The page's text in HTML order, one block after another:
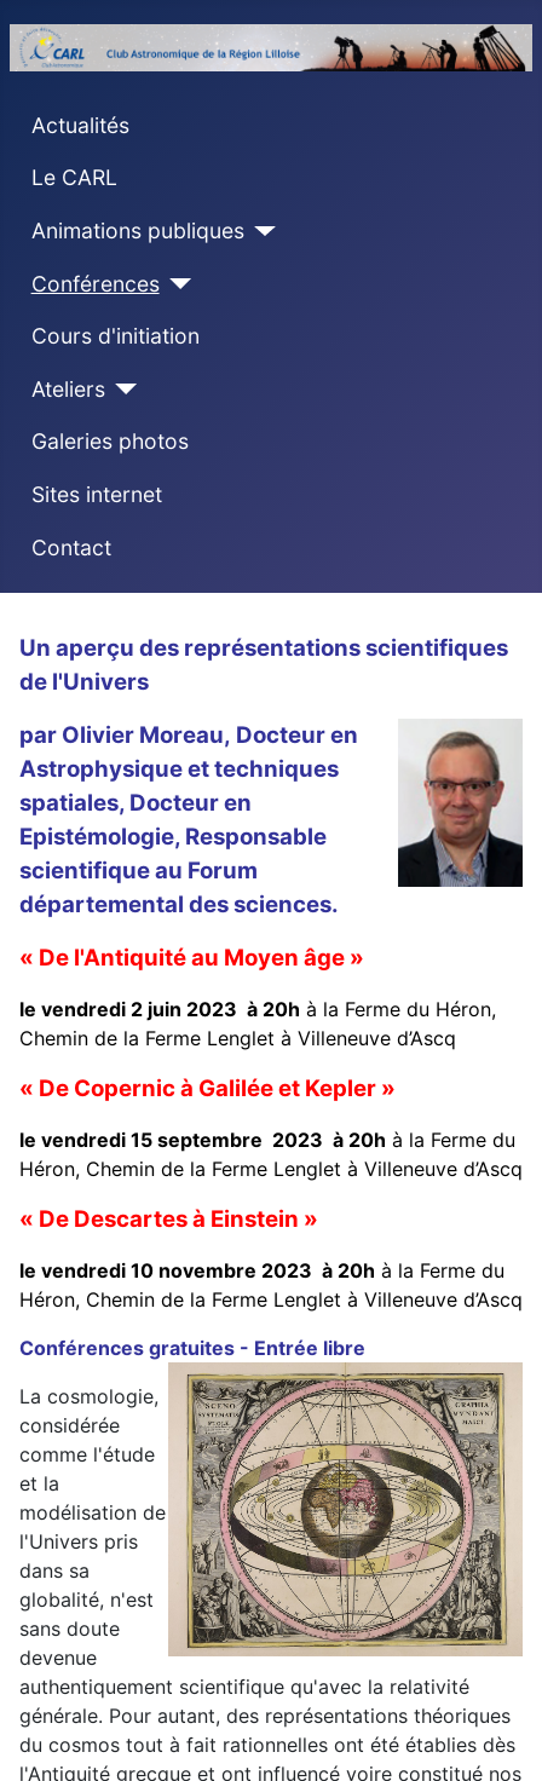
Actualités
Le CARL
Animations publiques
Conférences
Cours d'initiation
Ateliers
Galeries photos
Sites internet
Contact
Détails
Un aperçu des représentations scientifiques
de l'Univers
par Olivier Moreau, Docteur en
Astrophysique et techniques
spatiales, Docteur en
Epistémologie, Responsable
scientifique au Forum
départemental des sciences.
« De l'Antiquité au Moyen âge »
le vendredi 2 juin 2023 à 20h à la Ferme du Héron,
Chemin de la Ferme Lenglet à Villeneuve d’Ascq
« De Copernic à Galilée et Kepler »
le vendredi 15 septembre 2023 à 20h à la Ferme du
Héron, Chemin de la Ferme Lenglet à Villeneuve d’Ascq
« De Descartes à Einstein »
le vendredi 10 novembre 2023 à 20h à la Ferme du
Héron, Chemin de la Ferme Lenglet à Villeneuve d’Ascq
Conférences gratuites - Entrée libre
La cosmologie,
considérée
comme l'étude
et la
modélisation de
l'Univers pris
dans sa
globalité, n'est
sans doute
devenue
authentiquement scientifique qu'avec la relativité
générale. Pour autant, des représentations théoriques
du cosmos tout à fait rationnelles ont été établies dès
l'Antiquité grecque et ont influencé voire constitué nos